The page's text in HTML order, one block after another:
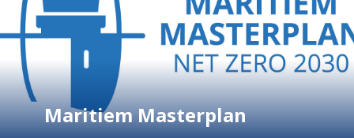
Maritiem Masterplan